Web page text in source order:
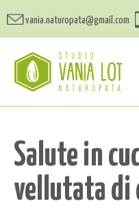
vania.naturopata@gmail.com
Salute in
vellutata di